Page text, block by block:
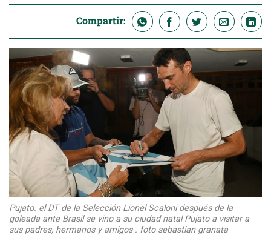
Compartir:
Pujato. el DT de la Selección Lionel Scaloni después de la
goleada ante Brasil se vino a su ciudad natal Pujato a visitar a
sus padres, hermanos y amigos . foto sebastian granata